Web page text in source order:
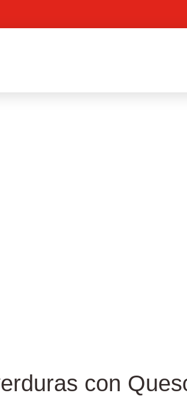
con